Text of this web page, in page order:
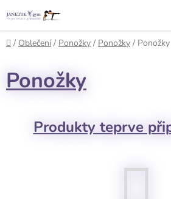
na
obsah
Domů
/ Oblečení / Ponožky / Ponožky / Ponožky
Ponožky
Produkty teprve